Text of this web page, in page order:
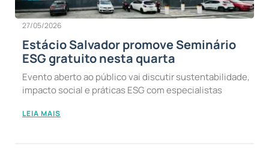
27/05/2026
Estácio Salvador promove Seminário
ESG gratuito nesta quarta
Evento aberto ao público vai discutir sustentabilidade,
impacto social e práticas ESG com especialistas
LEIA MAIS